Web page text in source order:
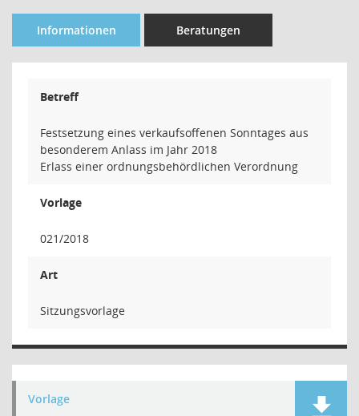
Informationen Beratungen
Betreff
Festsetzung eines verkaufsoffenen Sonntages aus
besonderem Anlass im Jahr 2018
Erlass einer ordnungsbehördlichen Verordnung
Vorlage
021/2018
Art
Sitzungsvorlage
Vorlage